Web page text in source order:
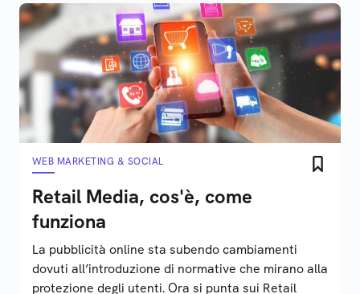
WEB MARKETING & SOCIAL
Retail Media, cos'è, come
funziona
La pubblicità online sta subendo cambiamenti
dovuti all’introduzione di normative che mirano alla
protezione degli utenti. Ora si punta sui Retail